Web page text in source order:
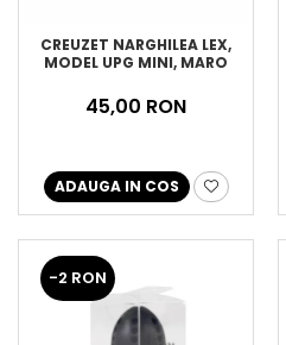
CREUZET NARGHILEA LEX,
MODEL UPG MINI, MARO
45,00 RON
ADAUGA IN COS
-2 RON